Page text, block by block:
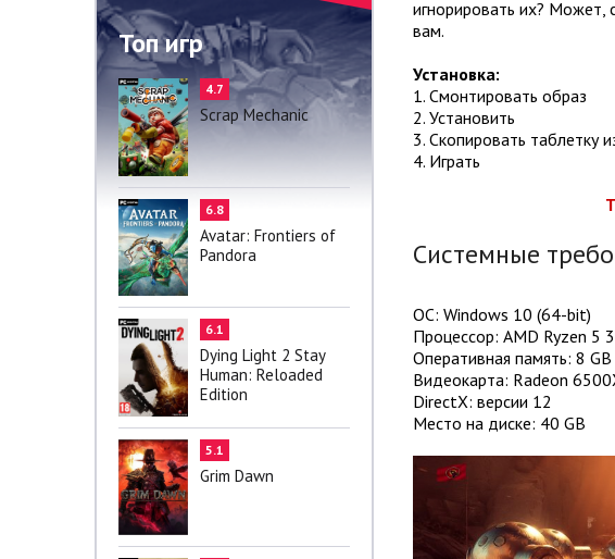
Топ игр
4.7
Scrap Mechanic
6.8
Avatar: Frontiers of
Pandora
6.1
Dying Light 2 Stay
Human: Reloaded
Edition
5.1
Grim Dawn
игнорировать их? Может,
вам.
Установка:
1. Смонтировать образ
2. Установить
3. Скопировать таблетку
4. Играть
Системные
ОС: Windows 10 (64-bit)
Процессор: AMD Ryzen
Оперативная память: 8
Видеокарта: Radeon
DirectX: версии 12
Место на диске: 40 GB